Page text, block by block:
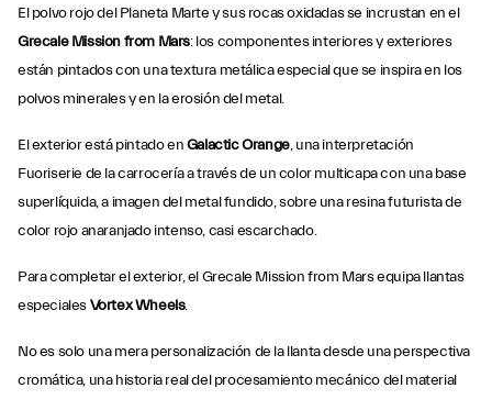
El polvo rojo del Planeta Marte y sus rocas oxidadas se incrustan en el
Grecale Mission from Mars: los componentes interiores y exteriores
están pintados con una textura metálica especial que se inspira en los
polvos minerales y en la erosión del metal.
El exterior está pintado enGalactic Orange, una interpretación
Fuoriserie de la carrocería a través de un color multicapa con una base
superlíquida, a imagen del metal fundido, sobre una resina futurista de
color rojo anaranjado intenso, casi escarchado.
Para completar el exterior, el Grecale Mission from Mars equipa llantas
especialesVortex Wheels.
No es solo una mera personalización de la llanta desde una perspectiva
cromática, una historia real del procesamiento mecánico del material